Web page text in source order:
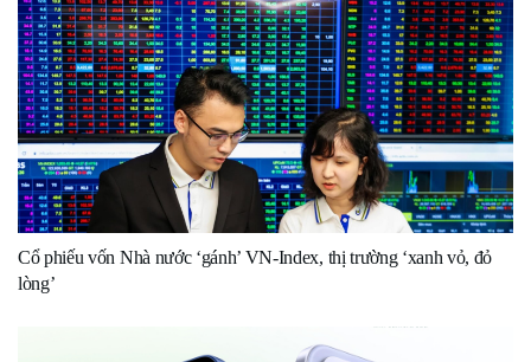
Cổ phiếu vốn Nhà nước ‘gánh’ VN-Index, thị trường ‘xanh vỏ, đỏ
lòng’